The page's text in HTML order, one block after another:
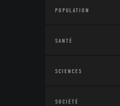
POPULATION
SANTÉ
SCIENCES
SOCIÉTÉ